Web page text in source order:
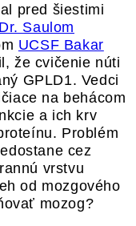
pred šiestimi
Dr. Saulom
UCSF Bakar
že cvičenie núti
GPLD1. Vedci
na behácom
a ich krv
Problém
cez
vrstvu
od mozgového
mozog?